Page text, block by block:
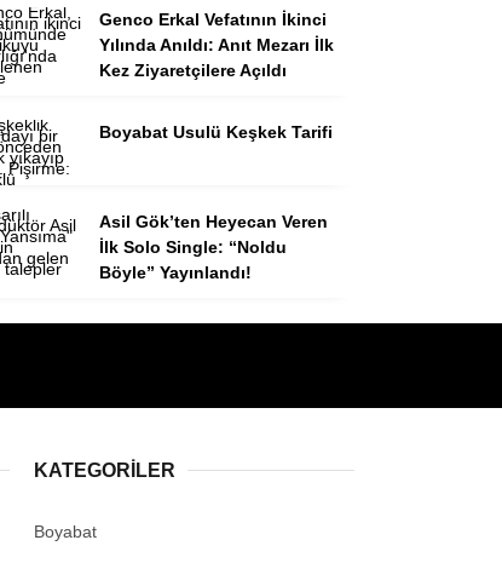
Genco Erkal Vefatının İkinci
Yılında Anıldı: Anıt Mezarı İlk
Kez Ziyaretçilere Açıldı
Boyabat Usulü Keşkek Tarifi
Asil Gök’ten Heyecan Veren
İlk Solo Single: “Noldu
Böyle” Yayınlandı!
KATEGORILER
Boyabat